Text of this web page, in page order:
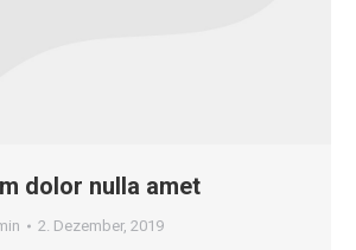
dolor nulla amet
2. Dezember, 2019